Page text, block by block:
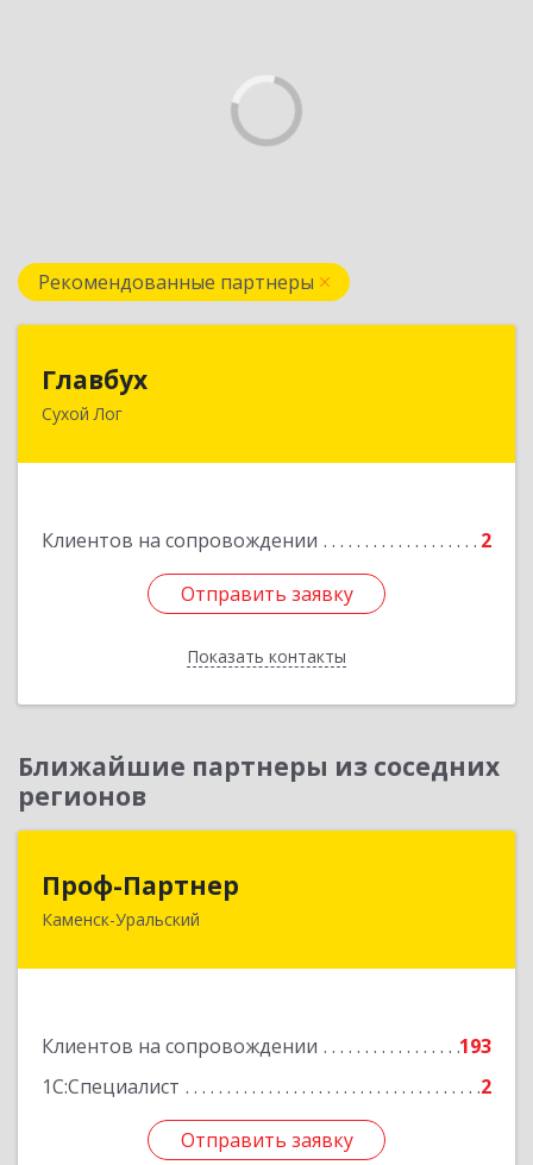
Рекомендованные партнеры
Главбух
Сухой Лог
Клиентов на сопровождении 2
Отправить заявку
Показать контакты
Отправить заявку
Назад
Ближайшие партнеры из соседних
регионов
Проф-Партнер
Каменск-Уральский
Клиентов на сопровождении
193
1С:Специалист
2
Отправить заявку
623406, Свердловская обл, Каменск-Уральский
Отправить заявку